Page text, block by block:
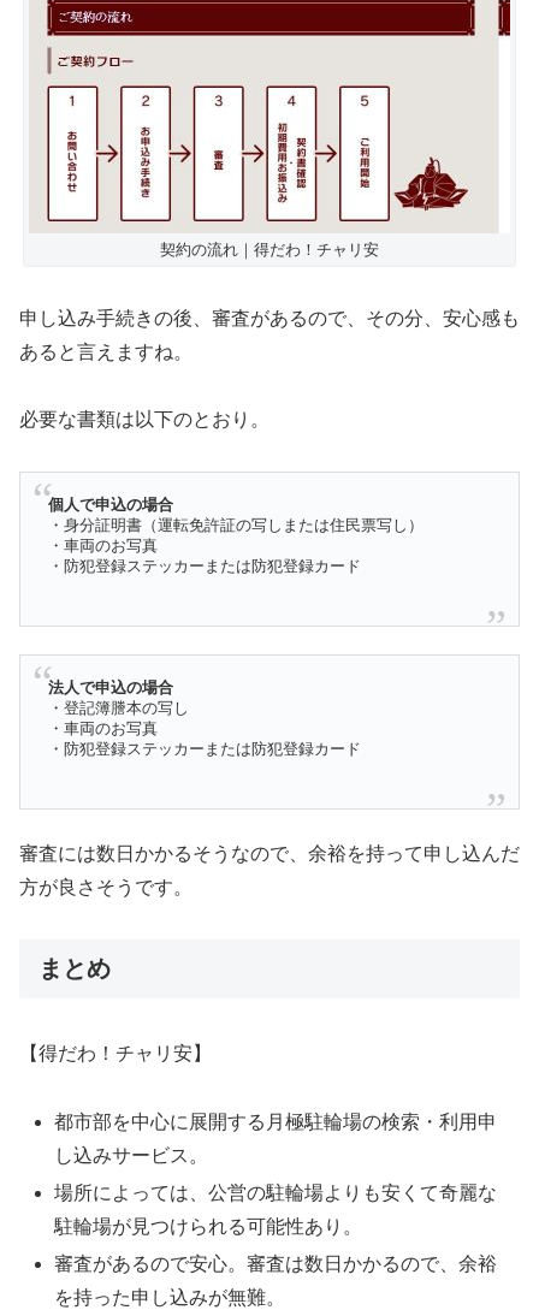
契約の流れ｜得だわ！チャリ安
申し込み手続きの後、審査があるので、その分、安心感も
あると言えますね。
必要な書類は以下のとおり。
個人で申込の場合
・身分証明書（運転免許証の写しまたは住民票写し）
・車両のお写真
・防犯登録ステッカーまたは防犯登録カード
法人で申込の場合
・登記簿謄本の写し
・車両のお写真
・防犯登録ステッカーまたは防犯登録カード
審査には数日かかるそうなので、余裕を持って申し込んだ
方が良さそうです。
まとめ
【得だわ！チャリ安】
都市部を中心に展開する月極駐輪場の検索・利用申
し込みサービス。
場所によっては、公営の駐輪場よりも安くて奇麗な
駐輪場が見つけられる可能性あり。
審査があるので安心。審査は数日かかるので、余裕
を持った申し込みが無難。